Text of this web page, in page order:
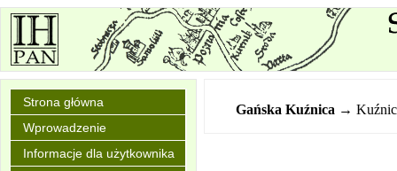
Strona główna
Wprowadzenie
Informacje dla użytkownika
Gańska Kuźnica →